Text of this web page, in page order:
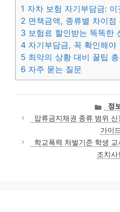
1 자차 보험 자기부담금:
2 면책금액, 종류별 차이점
3 보험료 할인받는 똑똑한
4 자기부담금, 꼭 확인해야
5 최악의 상황 대비 꿀팁 총
6 자주 묻는 질문
카
테
고
리
정
압류금지채권 종류 범위
가이드
학교폭력 처벌기준 학생
조치사